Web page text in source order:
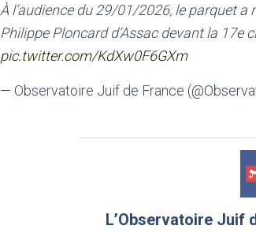
À l’audience du 29/01/2026, le parquet
Philippe Ploncard d’Assac devant la 17e
pic.twitter.com/KdXw0F6GXm
— Observatoire Juif de France
L’Observatoire Juif